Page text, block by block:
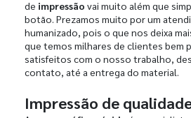
de impressão vai muito além que
botão. Prezamos muito por um
humanizado, pois o que nos deixa
que temos milhares de clientes bem
satisfeitos com o nosso trabalho,
contato, até a entrega do material.
Impressão de